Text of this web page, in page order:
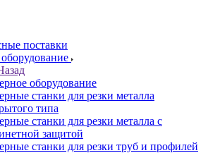
поставки
оборудование
станки для резки металла
типа
станки для резки металла с
защитой
станки для резки труб и профилей